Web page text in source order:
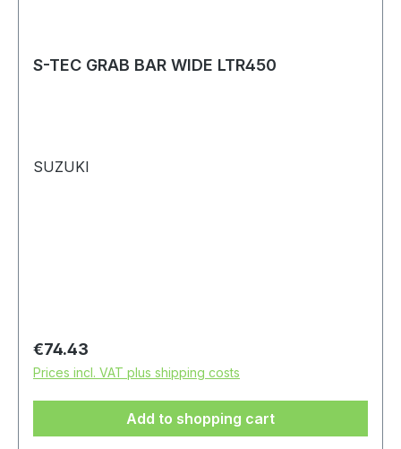
S-TEC GRAB BAR WIDE LTR450
SUZUKI
Regular price:
€74.43
Prices incl. VAT plus shipping costs
Add to shopping cart